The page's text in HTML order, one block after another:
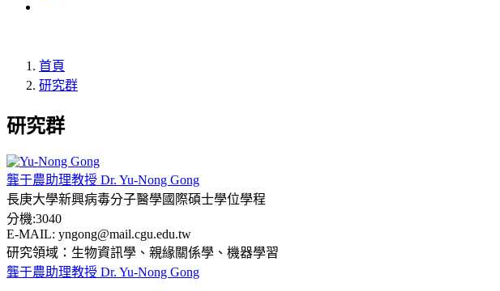
首頁
研究群
研究群
龔于農助理教授 Dr. Yu-Nong Gong
長庚大學新興病毒分子醫學國際碩士學位學程
分機:3040
E-MAIL: yngong@mail.cgu.edu.tw
研究領域：生物資訊學、親緣關係學、機器學習
龔于農助理教授 Dr. Yu-Nong Gong